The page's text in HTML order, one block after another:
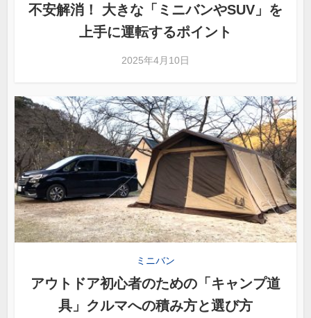
不安解消！ 大きな「ミニバンやSUV」を
上手に運転するポイント
2025年4月10日
ミニバン
アウトドア初心者のための「キャンプ道
具」クルマへの積み方と選び方